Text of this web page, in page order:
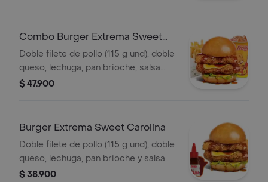
Combo Burger Extrema Sweet
Carolina
Doble filete de pollo (115 g und), doble
queso, lechuga, pan brioche, salsa
sweet Carolina,francesa mediana (60
$ 47.900
Burger Extrema Sweet Carolina
Doble filete de pollo (115 g und), doble
queso, lechuga, pan brioche y salsa
sweet Carolina
$ 38.900